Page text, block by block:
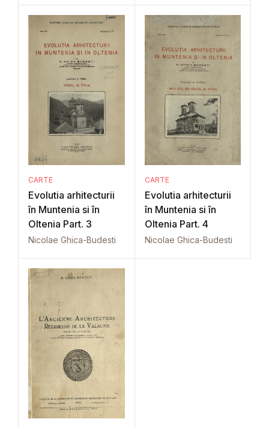
CARTE
Evolutia arhitecturii
în Muntenia si în
Oltenia Part. 3
Nicolae Ghica-Budesti
CARTE
Evolutia arhitecturii
în Muntenia si în
Oltenia Part. 4
Nicolae Ghica-Budesti